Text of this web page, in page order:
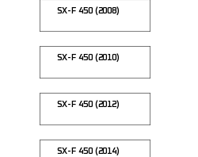
SX-F 450 (2008)
SX-F 450 (2010)
SX-F 450 (2012)
SX-F 450 (2014)